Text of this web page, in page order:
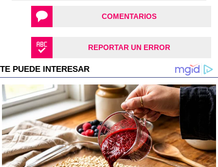
COMENTARIOS
REPORTAR UN ERROR